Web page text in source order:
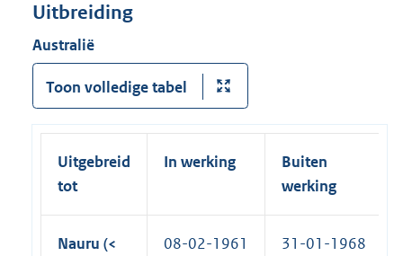
Uitbreiding
Australië
Toon volledige tabel
Uitgebreid
tot
In werking
Buiten
werking
Nauru (<
08-02-1961 31-01-1968